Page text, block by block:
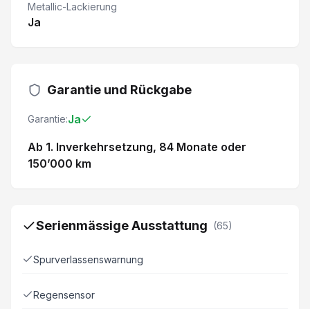
Metallic-Lackierung
Ja
Garantie und Rückgabe
Garantie:Ja
Ab 1. Inverkehrsetzung, 84 Monate oder
150’000 km
Serienmässige Ausstattung (65)
Spurverlassenswarnung
Regensensor